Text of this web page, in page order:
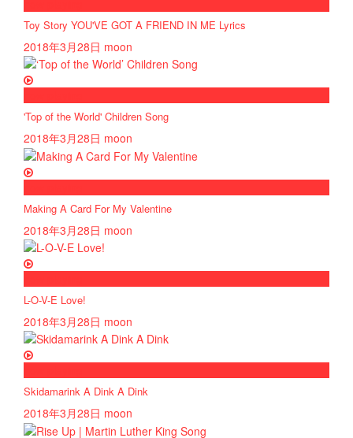
Toy Story YOU'VE GOT A FRIEND IN ME Lyrics
2018年3月28日 moon
'Top of the World' Children Song
2018年3月28日 moon
Making A Card For My Valentine
2018年3月28日 moon
L-O-V-E Love!
2018年3月28日 moon
Skidamarink A Dink A Dink
2018年3月28日 moon